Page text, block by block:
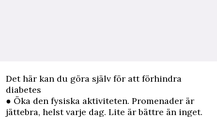
Det här kan du göra själv för att förhindra
diabetes
● Öka den fysiska aktiviteten. Promenader är
jättebra, helst varje dag. Lite är bättre än inget.